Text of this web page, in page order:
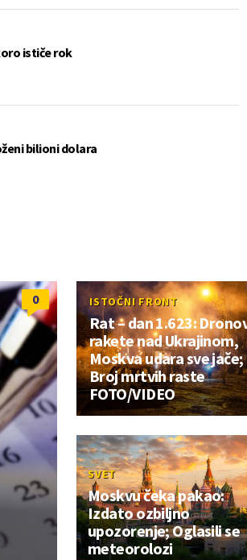
ističe rok
bilioni dolara
0 ISTOČNI FRONT
Rat – dan 1.623:
rakete nad Ukrajinom,
Moskva udara sve jače;
Broj mrtvih raste
FOTO/VIDEO
SVET
Moskvu čeka pakao:
Izdato ozbiljno
upozorenje; Oglasili se
meteorolozi